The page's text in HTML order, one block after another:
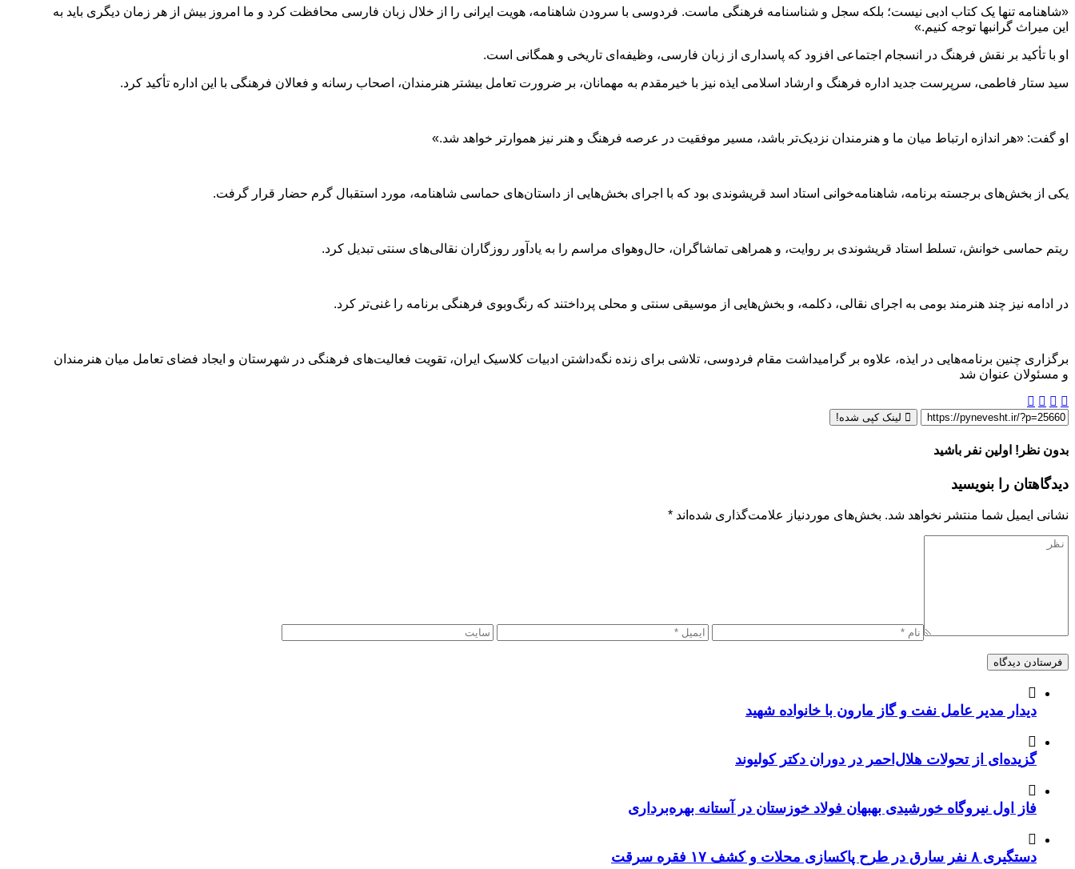
«شاهنامه تنها یک کتاب ادبی نیست؛ بلکه سجل و شناسنامه فرهنگی ماست. فردوسی با سرودن شاهنامه، هویت ایرانی را از خلال زبان فارسی محافظت کرد و ما امروز بیش از هر زمان دیگری باید به
این میراث گرانبها توجه کنیم.»
او با تأکید بر نقش فرهنگ در انسجام اجتماعی افزود که پاسداری از زبان فارسی، وظیفه‌ای تاریخی و همگانی است.
سید ستار فاطمی، سرپرست جدید اداره فرهنگ و ارشاد اسلامی ایذه نیز با خیرمقدم به مهمانان، بر ضرورت تعامل بیشتر هنرمندان، اصحاب رسانه و فعالان فرهنگی با این اداره تأکید کرد.
او گفت: «هر اندازه ارتباط میان ما و هنرمندان نزدیک‌تر باشد، مسیر موفقیت در عرصه فرهنگ و هنر نیز هموارتر خواهد شد.»
یکی از بخش‌های برجسته برنامه، شاهنامه‌خوانی استاد اسد قریشوندی بود که با اجرای بخش‌هایی از داستان‌های حماسی شاهنامه، مورد استقبال گرم حضار قرار گرفت.
ریتم حماسی خوانش، تسلط استاد قریشوندی بر روایت، و همراهی تماشاگران، حال‌وهوای مراسم را به یادآور روزگاران نقالی‌های سنتی تبدیل کرد.
در ادامه نیز چند هنرمند بومی به اجرای نقالی، دکلمه، و بخش‌هایی از موسیقی سنتی و محلی پرداختند که رنگ‌وبوی فرهنگی برنامه را غنی‌تر کرد.
برگزاری چنین برنامه‌هایی در ایذه، علاوه بر گرامیداشت مقام فردوسی، تلاشی برای زنده نگه‌داشتن ادبیات کلاسیک ایران، تقویت فعالیت‌های فرهنگی در شهرستان و ایجاد فضای تعامل میان هنرمندان
و مسئولان عنوان شد
لینک کپی شده!
بدون نظر! اولین نفر باشید
دیدگاهتان را بنویسید
نشانی ایمیل شما منتشر نخواهد شد. بخش‌های موردنیاز علامت‌گذاری شده‌اند *
دیدار مدیر عامل نفت و گاز مارون با خانواده شهید
گزیده‌ای از تحولات هلال‌احمر در دوران دکتر کولیوند
فاز اول نیروگاه خورشیدی بهبهان فولاد خوزستان در آستانه بهره‌برداری
دستگیری ۸ نفر سارق در طرح پاکسازی محلات و کشف ۱۷ فقره سرقت